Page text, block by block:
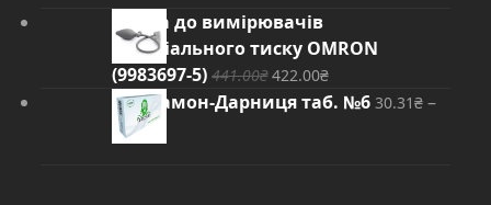
1,209.00₴.1,158.00₴.
Груша до вимірювачів
артеріального тиску OMRON
(9983697-5) 441.00₴Оригінальна
ціна:
422.00₴Поточна
ціна:
Цитрамон-Дарниця таб. №6 30.31₴ –
30.33₴